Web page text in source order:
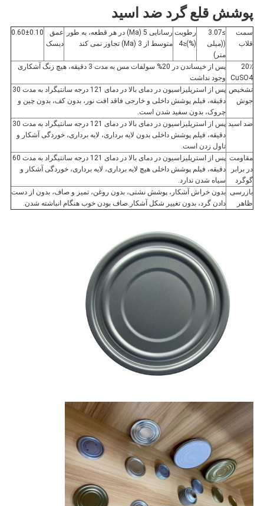
حفظ
حریم
خصوصی
پوشش قلع گرد ضد اسید
سمت
قلاب
≥3.07
((میلی
متر)
رطوبت
(%)≤4
رسانایی 5 (Ma) در هر قطعه، به طور
متوسط ​​از 3 (Ma) تجاوز نمی کند
عمق
دیسک
0.60±0.10
20٪
CuSO4
پس از خیساندن در 20% سولفات مس به مدت 3 دقیقه، هیچ زنگ آشکاری
وجود نداشت
تشخیص
جوش
پس از استریلیزاسیون در دمای بالا در دمای 121 درجه سانتیگراد به مدت 30
دقیقه، فیلم پوشش داخلی و خارجی فاقد افت نور، بدون کف، بدون چین و
چروک، بدون سفید شدن است.
ضد اسید
پس از استریلیزاسیون در دمای بالا در دمای 121 درجه سانتیگراد به مدت 30
دقیقه، فیلم پوشش داخلی بدون لایه برداری، لایه برداری، خوردگی آشکار و
تاول زدن است.
مقاومت
در برابر
گوگرد
پس از استریلیزاسیون در دمای بالا در دمای 121 درجه سانتیگراد به مدت 60
دقیقه، فیلم پوشش داخلی هیچ لایه برداری، لایه برداری، خوردگی آشکار و
سیاه شدن ندارد.
بازرسی
ظاهر
بدون خراش آشکار، پوشش نشتی، بدون روغن، تمیز و صاف، بدون از دست
دادن گرد، بدون تغییر شکل آشکار.صاف بودن خوب هنگام انباشته شدن.